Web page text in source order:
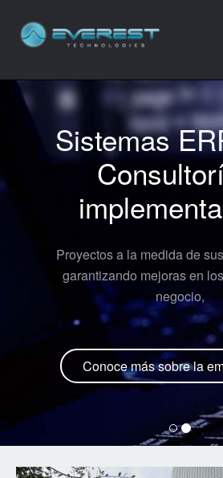
Sistemas
Proyectos a la medida de
garantizando mejoras en
negocio,
Conoce más sobre la